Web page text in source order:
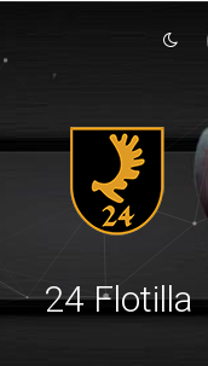
24 Flotilla